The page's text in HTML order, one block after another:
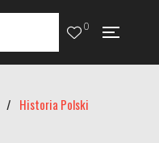
0
/ Historia Polski